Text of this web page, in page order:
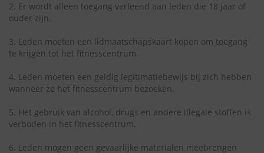
2. Er wordt alleen toegang verleend aan leden die 18 jaar of
ouder zijn.
3. Leden moeten een lidmaatschapskaart kopen om toegang
te krijgen tot het fitnesscentrum.
4. Leden moeten een geldig legitimatiebewijs bij zich hebben
wanneer ze het fitnesscentrum bezoeken.
5. Het gebruik van alcohol, drugs en andere illegale stoffen is
verboden in het fitnesscentrum.
6. Leden mogen geen gevaarlijke materialen meebrengen